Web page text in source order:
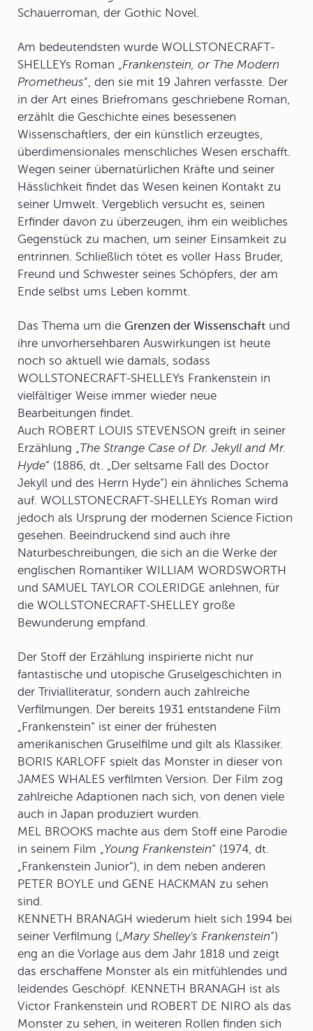
Schauerroman, der Gothic Novel.
Am bedeutendsten wurde WOLLSTONECRAFT-
SHELLEYs Roman „Frankenstein, or The Modern
Prometheus“, den sie mit 19 Jahren verfasste. Der
in der Art eines Briefromans geschriebene Roman,
erzählt die Geschichte eines besessenen
Wissenschaftlers, der ein künstlich erzeugtes,
überdimensionales menschliches Wesen erschafft.
Wegen seiner übernatürlichen Kräfte und seiner
Hässlichkeit findet das Wesen keinen Kontakt zu
seiner Umwelt. Vergeblich versucht es, seinen
Erfinder davon zu überzeugen, ihm ein weibliches
Gegenstück zu machen, um seiner Einsamkeit zu
entrinnen. Schließlich tötet es voller Hass Bruder,
Freund und Schwester seines Schöpfers, der am
Ende selbst ums Leben kommt.
Das Thema um die Grenzen der Wissenschaft und
ihre unvorhersehbaren Auswirkungen ist heute
noch so aktuell wie damals, sodass
WOLLSTONECRAFT-SHELLEYs Frankenstein in
vielfältiger Weise immer wieder neue
Bearbeitungen findet.
Auch ROBERT LOUIS STEVENSON greift in seiner
Erzählung „The Strange Case of Dr. Jekyll and Mr.
Hyde“ (1886, dt. „Der seltsame Fall des Doctor
Jekyll und des Herrn Hyde“) ein ähnliches Schema
auf. WOLLSTONECRAFT-SHELLEYs Roman wird
jedoch als Ursprung der modernen Science Fiction
gesehen. Beeindruckend sind auch ihre
Naturbeschreibungen, die sich an die Werke der
englischen Romantiker WILLIAM WORDSWORTH
und SAMUEL TAYLOR COLERIDGE anlehnen, für
die WOLLSTONECRAFT-SHELLEY große
Bewunderung empfand.
Der Stoff der Erzählung inspirierte nicht nur
fantastische und utopische Gruselgeschichten in
der Trivialliteratur, sondern auch zahlreiche
Verfilmungen. Der bereits 1931 entstandene Film
„Frankenstein“ ist einer der frühesten
amerikanischen Gruselfilme und gilt als Klassiker.
BORIS KARLOFF spielt das Monster in dieser von
JAMES WHALES verfilmten Version. Der Film zog
zahlreiche Adaptionen nach sich, von denen viele
auch in Japan produziert wurden.
MEL BROOKS machte aus dem Stoff eine Parodie
in seinem Film „Young Frankenstein“ (1974, dt.
„Frankenstein Junior“), in dem neben anderen
PETER BOYLE und GENE HACKMAN zu sehen
sind.
KENNETH BRANAGH wiederum hielt sich 1994 bei
seiner Verfilmung („Mary Shelley's Frankenstein“)
eng an die Vorlage aus dem Jahr 1818 und zeigt
das erschaffene Monster als ein mitfühlendes und
leidendes Geschöpf. KENNETH BRANAGH ist als
Victor Frankenstein und ROBERT DE NIRO als das
Monster zu sehen, in weiteren Rollen finden sich